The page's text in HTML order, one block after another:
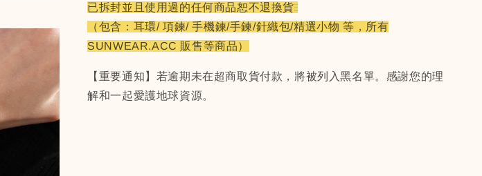
已拆封並且使用過的任何商品恕不退換貨
（包含：耳環/ 項鍊/ 手機鍊/手鍊/針織包/精選小物 等，所有
SUNWEAR.ACC 販售等商品）
【重要通知】若逾期未在超商取貨付款，將被列入黑名單。感謝您的理
解和一起愛護地球資源。